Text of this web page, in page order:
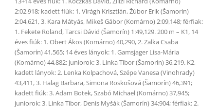
2:02,918; kadett fiúk: 1. Virágh Krisztián, Žúbor Erik (Šamorín)
2:04,621, 3. Kara Mátyás, Mikeš Gábor (Komárno) 2:09,148; férfiak:
1. Fekete Roland, Tarcsi Dávid (Šamorín) 1:49,129. 200 m – K1, 14
éves fiúk: 1. Obert Ákos (Komárno) 40,290, 2. Zalka Csaba
(Šamorín) 41,565; 14 éves lányok: 1. Gamsjager Lisa-Mária
(Komárno) 44,882; juniorok: 3. Linka Tibor (Šamorín) 36,219. K2,
kadett lányok: 2. Lenka Kolpachová, Szépe Vanesa (Vinohrady)
43,411, 3. Halag Barbara, Simona Roskošová (Šamorín) 46,391;
kadett fiúk: 3. Adam Botek, Szabó Michael (Komárno) 37,945;
juniorok: 3. Linka Tibor, Denis Myšák (Šamorín) 34:904; férfiak: 2.